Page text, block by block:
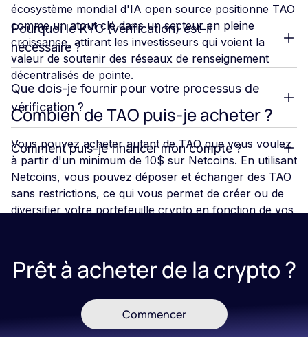
écosystème mondial d'IA open source positionne TAO
comme un atout clé dans un secteur en pleine
croissance, attirant les investisseurs qui voient la
valeur de soutenir des réseaux de renseignement
décentralisés de pointe.
Combien de TAO puis-je acheter ?
Vous pouvez acheter autant de TAO que vous voulez
à partir d'un minimum de 10$ sur Netcoins. En utilisant
Netcoins, vous pouvez déposer et échanger des TAO
sans restrictions, ce qui vous permet de créer ou de
diversifier votre portefeuille crypto en fonction de vos
Qu'est-ce que l'avenir réserve à
TAO ?
L'avenir du jeton TAO de Bittensor présente un
potentiel important alors que le projet pousse à
Pourquoi le KYC (vérification) est-il
nécessaire ?
Que dois-je fournir pour votre processus de
vérification ?
Comment puis-je financer mon compte ?
Prêt à acheter de la crypto ?
Commencer